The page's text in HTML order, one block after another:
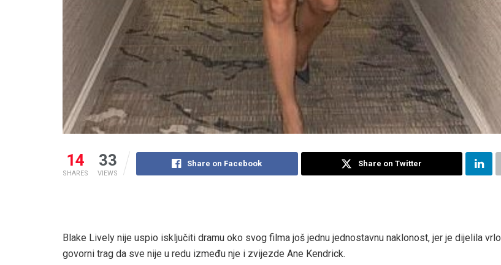
14
SHARES
33
VIEWS
Share on Facebook Share on Twitter
Blake Lively nije uspio isključiti dramu oko svog filma još jednu jednostavnu naklonost, jer je dijelila vrlo
govorni trag da sve nije u redu između nje i zvijezde Ane Kendrick.